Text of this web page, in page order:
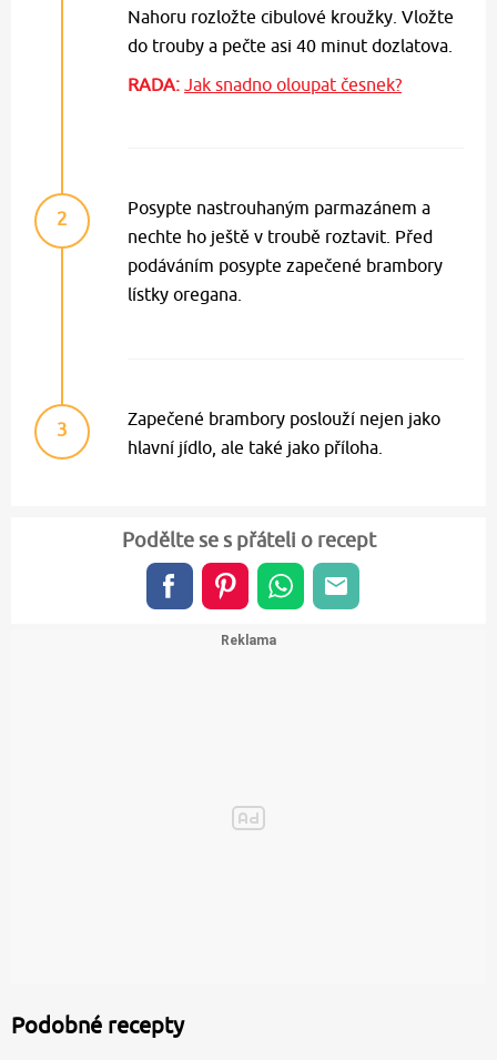
Nahoru rozložte cibulové kroužky. Vložte
do trouby a pečte asi 40 minut dozlatova.
RADA: Jak snadno oloupat česnek?
2
Posypte nastrouhaným parmazánem a
nechte ho ještě v troubě roztavit. Před
podáváním posypte zapečené brambory
lístky oregana.
3
Zapečené brambory poslouží nejen jako
hlavní jídlo, ale také jako příloha.
Podělte se s přáteli o recept
Podobné recepty